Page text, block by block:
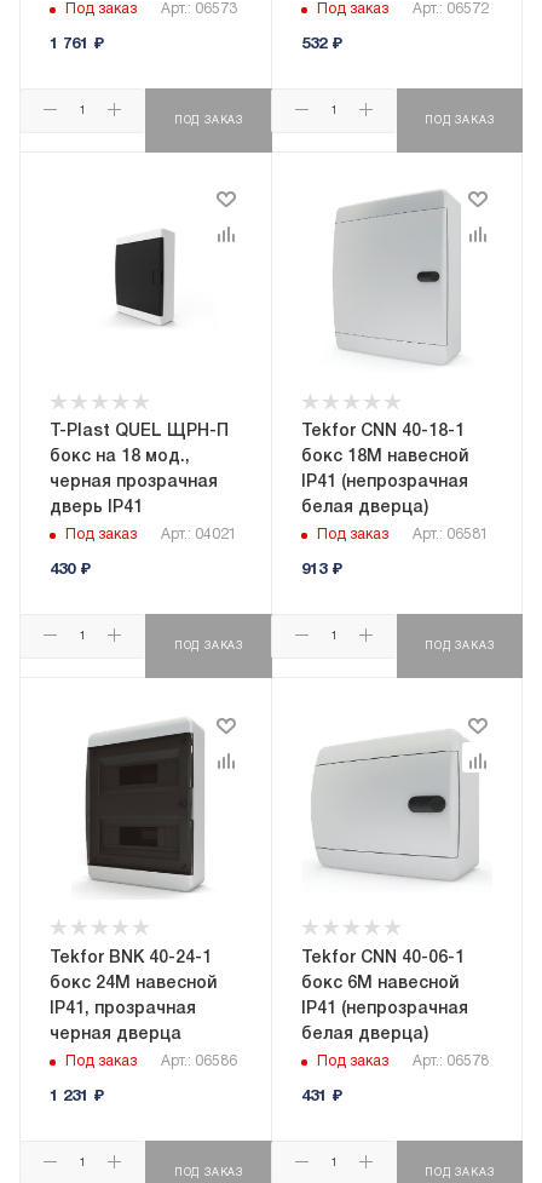
Под заказ Арт.: 06573
1 761 ₽
ПОД ЗАКАЗ
Под заказ Арт.: 06572
532₽
ПОД ЗАКАЗ
T-Plast QUEL ЩРН-П
бокс на 18 мод.,
черная прозрачная
дверь IP41
Под заказ Арт.: 04021
430₽
ПОД ЗАКАЗ
Tekfor CNN 40-18-1
бокс 18М навесной
IP41 (непрозрачная
белая дверца)
Под заказ Арт.: 06581
913₽
ПОД ЗАКАЗ
Tekfor BNK 40-24-1
бокс 24М навесной
IP41, прозрачная
черная дверца
Под заказ Арт.: 06586
1 231 ₽
ПОД ЗАКАЗ
Tekfor CNN 40-06-1
бокс 6М навесной
IP41 (непрозрачная
белая дверца)
Под заказ Арт.: 06578
431 ₽
ПОД ЗАКАЗ